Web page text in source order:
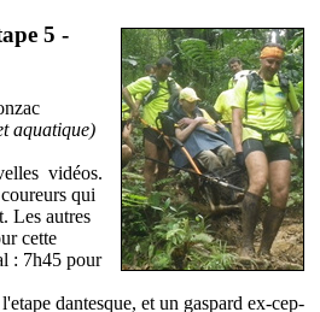
5 -
aquatique)
vidéos.
qui
Les autres
cette
: 7h45 pour
dantesque, et un gaspard ex-cep-